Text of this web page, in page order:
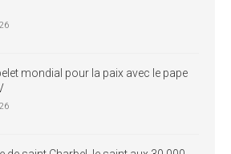
mondial pour la paix avec le pape